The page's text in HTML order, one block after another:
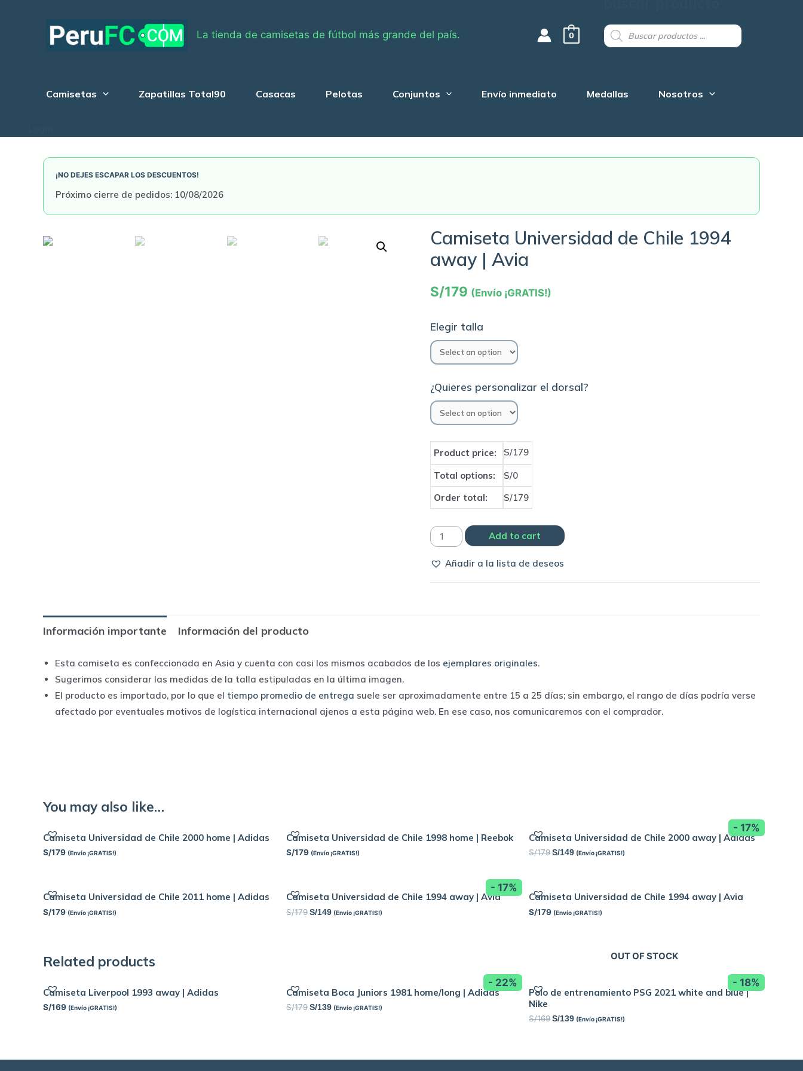
La tienda de camisetas de fútbol más grande del país. 0
Products
search
Camisetas Zapatillas Total90 Casacas Pelotas Conjuntos Envío inmediato Medallas Nosotros
¡NO DEJES ESCAPAR LOS DESCUENTOS!
Próximo cierre de pedidos: 10/08/2026
Camiseta Universidad de Chile 1994
away | Avia
S/179 (Envío ¡GRATIS!)
Elegir talla
¿Quieres personalizar el dorsal?
Product price: S/179
Total options:
S/0
Order total:
S/179
Camiseta
de
quantity
Add to cart
Añadir a la lista de deseos
Información importante Información del producto
Esta camiseta es confeccionada en Asia y cuenta con casi los mismos acabados de los ejemplares originales.
Sugerimos considerar las medidas de la talla estipuladas en la última imagen.
El producto es importado, por lo que el tiempo promedio de entrega suele ser aproximadamente entre 15 a 25 días; sin embargo, el rango de días podría verse
afectado por eventuales motivos de logística internacional ajenos a esta página web. En ese caso, nos comunicaremos con el comprador.
You may also like…
Camiseta Universidad de Chile 2000 home | Adidas
S/179 (Envío ¡GRATIS!)
Camiseta Universidad de Chile 1998 home | Reebok
S/179 (Envío ¡GRATIS!)
- 17%
Camiseta Universidad de Chile 2000 away | Adidas
S/179 S/149 (Envío ¡GRATIS!)
Camiseta Universidad de Chile 2011 home | Adidas
S/179 (Envío ¡GRATIS!)
- 17%
Camiseta Universidad de Chile 1994 away | Avia
S/179 S/149 (Envío ¡GRATIS!)
Camiseta Universidad de Chile 1994 away | Avia
S/179 (Envío ¡GRATIS!)
Related products
Camiseta Liverpool 1993 away | Adidas
S/169 (Envío ¡GRATIS!)
- 22%
Camiseta Boca Juniors 1981 home/long | Adidas
S/179 S/139 (Envío ¡GRATIS!)
- 18%
OUT OF STOCK
Polo de entrenamiento PSG 2021 white and blue |
Nike
S/169 S/139 (Envío ¡GRATIS!)